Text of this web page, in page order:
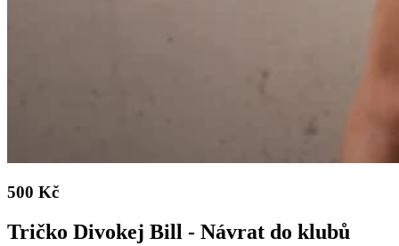
500 Kč
Tričko Divokej Bill - Návrat do klubů